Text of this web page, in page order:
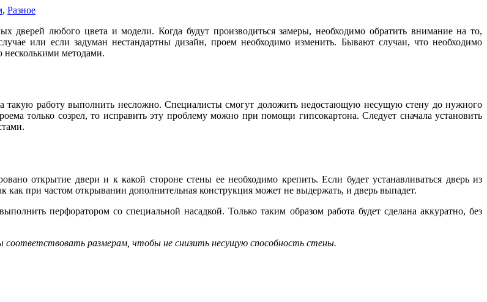
, Разное
дверей любого цвета и модели. Когда будут производиться замеры, необходимо обратить внимание на то,
или если задуман нестандартны дизайн, проем необходимо изменить. Бывают случаи, что необходимо
несколькими методами.
такую работу выполнить несложно. Специалисты смогут доложить недостающую несущую стену до нужного
только созрел, то исправить эту проблему можно при помощи гипсокартона. Следует сначала установить
открытие двери и к какой стороне стены ее необходимо крепить. Если будет устанавливаться дверь из
как при частом открывании дополнительная конструкция может не выдержать, и дверь выпадет.
перфоратором со специальной насадкой. Только таким образом работа будет сделана аккуратно, без
размерам, чтобы не снизить несущую способность стены.